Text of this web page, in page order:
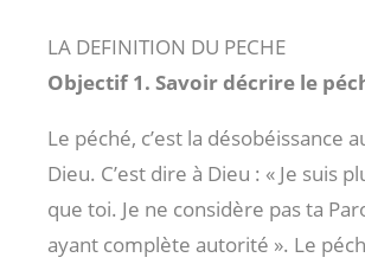
LA DEFINITION DU PECHE
Objectif 1. Savoir décrire le
Le péché, c’est la désobéissance
Dieu. C’est dire à Dieu : « Je suis
que toi. Je ne considère pas ta
ayant complète autorité ». Le